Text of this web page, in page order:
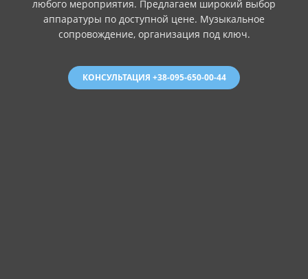
любого мероприятия. Предлагаем широкий выбор
аппаратуры по доступной цене. Музыкальное
сопровождение, организация под ключ.
КОНСУЛЬТАЦИЯ +38-095-650-00-44